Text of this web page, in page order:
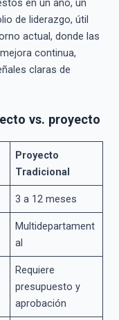
en un año, un
de liderazgo, útil
actual, donde las
continua,
claras de
vs. proyecto
Proyecto
Tradicional
3 a 12 meses
Multidepartament
al
Requiere
presupuesto y
aprobación